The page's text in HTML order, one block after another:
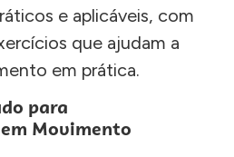
e aplicáveis, com
que ajudam a
em prática.
para
Movimento